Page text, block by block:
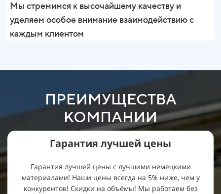
Мы стремимся к высочайшему качеству и
уделяем особое внимание взаимодействию с
каждым клиентом
ПРЕИМУЩЕСТВА
КОМПАНИИ
Гарантия лучшей цены
Гарантия лучшей цены с лучшими немецкими
материалами! Наши цены всегда на 5% ниже, чем у
конкурентов! Скидки на объёмы! Мы работаем без